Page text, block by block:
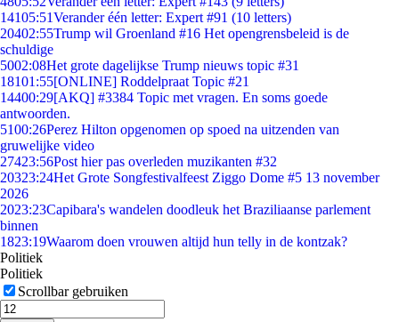
14105:51Verander één letter: Expert #91 (10 letters)
20402:55Trump wil Groenland #16 Het opengrensbeleid is de
schuldige
5002:08Het grote dagelijkse Trump nieuws topic #31
18101:55[ONLINE] Roddelpraat Topic #21
14400:29[AKQ] #3384 Topic met vragen. En soms goede
antwoorden.
5100:26Perez Hilton opgenomen op spoed na uitzenden van
gruwelijke video
27423:56Post hier pas overleden muzikanten #32
20323:24Het Grote Songfestivalfeest Ziggo Dome #5 13 november
2026
2023:23Capibara's wandelen doodleuk het Braziliaanse parlement
binnen
1823:19Waarom doen vrouwen altijd hun telly in de kontzak?
Politiek
Politiek
Scrollbar gebruiken